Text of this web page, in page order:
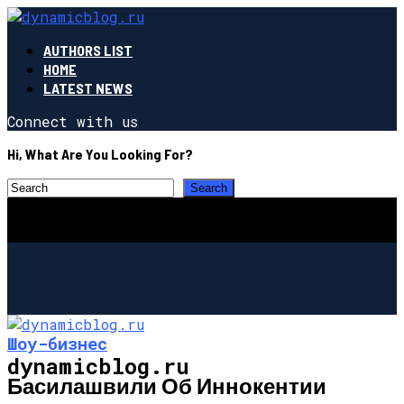
AUTHORS LIST
HOME
LATEST NEWS
Connect with us
Hi, What Are You Looking For?
dynamicblog.ru
Шоу-бизнес
Басилашвили Об Иннокентии